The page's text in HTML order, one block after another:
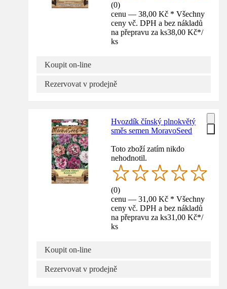
(0)
cenu — 38,00 Kč * Všechny
ceny vč. DPH a bez nákladů
na přepravu za ks38,00 Kč*/
ks
Koupit on-line
Rezervovat v prodejně
Hvozdík čínský plnokvětý
směs semen MoravoSeed
Toto zboží zatím nikdo
nehodnotil.
(0)
cenu — 31,00 Kč * Všechny
ceny vč. DPH a bez nákladů
na přepravu za ks31,00 Kč*/
ks
Koupit on-line
Rezervovat v prodejně